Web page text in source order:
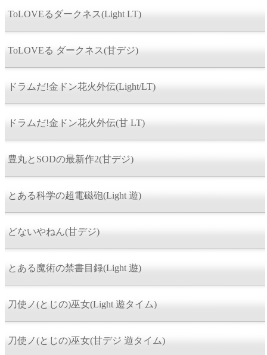
ToLOVEるダークネス(Light LT)
ToLOVEる ダークネス(甘デジ)
ドラムだ!金ドン花火外伝(Light/LT)
ドラムだ!金ドン花火外伝(甘 LT)
豊丸とSODの最新作2(甘デジ)
とある科学の超電磁砲(Light 遊)
どないやねん(甘デジ)
とある魔術の禁書目録(Light 遊)
刀使ノ(とじの)巫女(Light 遊タイム)
刀使ノ(とじの)巫女(甘デジ 遊タイム)